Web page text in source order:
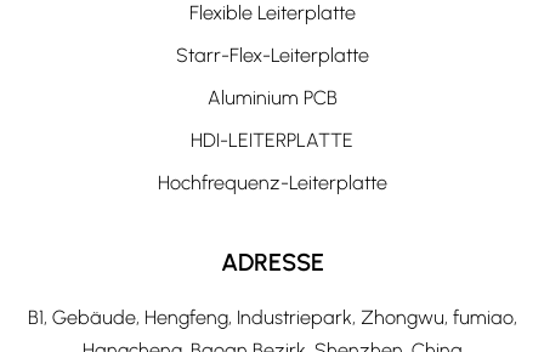
Flexible Leiterplatte
Starr-Flex-Leiterplatte
Aluminium PCB
HDI-LEITERPLATTE
Hochfrequenz-Leiterplatte
ADRESSE
B1, Gebäude, Hengfeng, Industriepark, Zhongwu, fumiao,